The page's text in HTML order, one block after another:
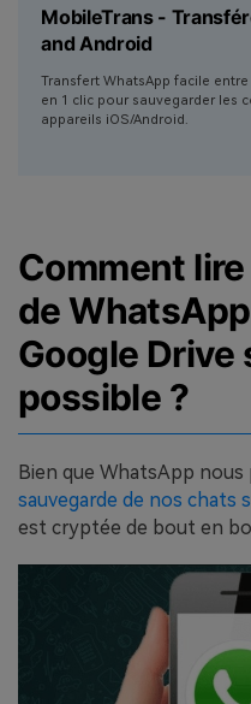
MobileTrans -
and Android
Transfert WhatsApp facile
en 1 clic pour sauvegarder les
appareils iOS/Android.
Comment
de
Google Drive
possible ?
Bien que WhatsApp
sauvegarde de nos chats
est cryptée de bout en